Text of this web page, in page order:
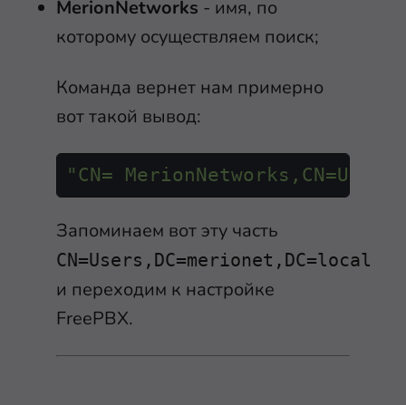
MerionNetworks - имя, по
которому осуществляем поиск;
Команда вернет нам примерно
вот такой вывод:
"CN=
Запоминаем вот эту часть
CN=Users,DC=merionet,DC=local
и переходим к настройке
FreePBX.